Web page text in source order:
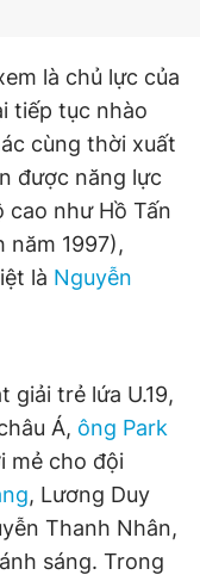
là chủ lực của
tiếp tục nhào
cùng thời xuất
được năng lực
như Hồ Tấn
năm 1997),
là Nguyễn
giải trẻ lứa U.19,
Á, ông Park
mẻ cho đội
, Lương Duy
Thanh Nhân,
sáng. Trong